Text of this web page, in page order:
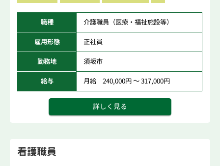
職種 介護職員（医療・福祉施設等）
雇用形態 正社員
勤務地 須坂市
給与 月給 240,000円 ～ 317,000円
詳しく見る
看護職員